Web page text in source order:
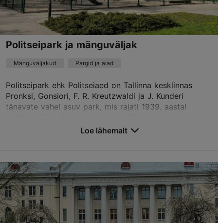
Politseipark ja mänguväljak
Mänguväljakud Pargid ja aiad
Politseipark ehk Politseiaed on Tallinna kesklinnas
Pronksi, Gonsiori, F. R. Kreutzwaldi ja J. Kunderi
tänavate vahel asuv park, mis rajati 1939. aastal
Politseiaed, Tallinn
Kesklinn
01.01–31.12
24h
Loe lähemalt